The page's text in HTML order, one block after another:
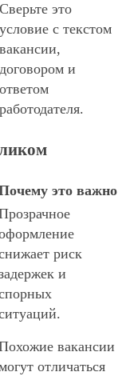
Сверьте это
условие с текстом
вакансии,
договором и
ответом
работодателя.
это важно
риск
и
вакансии
отличаться